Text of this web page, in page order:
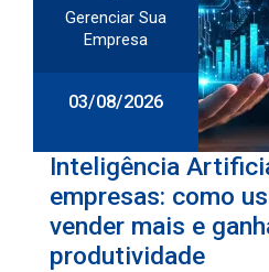
Gerenciar Sua
Empresa
03/08/2026
Inteligência
empresas: como
vender mais e
produtividade